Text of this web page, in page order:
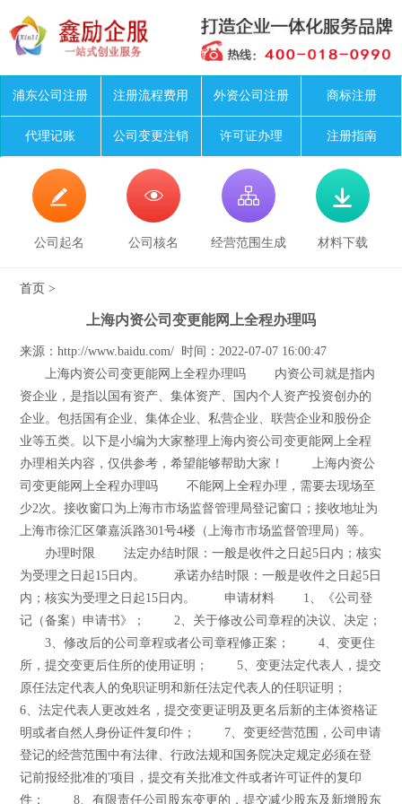
浦东公司注册 注册流程费用 外资公司注册 商标注册
代理记账 公司变更注销 许可证办理 注册指南

公司起名

公司核名

经营范围生成

材料下载
首页 >
上海内资公司变更能网上全程办理吗
来源：http://www.baidu.com/ 时间：2022-07-07 16:00:47
上海内资公司变更能网上全程办理吗 内资公司就是指内
资企业，是指以国有资产、集体资产、国内个人资产投资创办的
企业。包括国有企业、集体企业、私营企业、联营企业和股份企
业等五类。以下是小编为大家整理上海内资公司变更能网上全程
办理相关内容，仅供参考，希望能够帮助大家！ 上海内资公
司变更能网上全程办理吗 不能网上全程办理，需要去现场至
少2次。接收窗口为上海市市场监督管理局登记窗口；接收地址为
上海市徐汇区肇嘉浜路301号4楼（上海市市场监督管理局）等。
办理时限 法定办结时限：一般是收件之日起5日内；核实
为受理之日起15日内。 承诺办结时限：一般是收件之日起5日
内；核实为受理之日起15日内。 申请材料 1、《公司登
记（备案）申请书》； 2、关于修改公司章程的决议、决定；
3、修改后的公司章程或者公司章程修正案； 4、变更住
所，提交变更后住所的使用证明； 5、变更法定代表人，提交
原任法定代表人的免职证明和新任法定代表人的任职证明；
6、法定代表人更改姓名，提交变更证明及更名后新的主体资格证
明或者自然人身份证件复印件； 7、变更经营范围，公司申请
登记的经营范围中有法律、行政法规和国务院决定规定必须在登
记前报经批准的'项目，提交有关批准文件或者许可证件的复印
件； 8、有限责任公司股东变更的，提交减少股东及新增股东